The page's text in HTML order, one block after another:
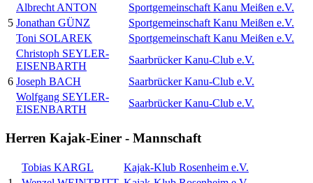
5
Albrecht ANTON
Sportgemeinschaft Kanu Meißen e.V.
Jonathan GÜNZ
Sportgemeinschaft Kanu Meißen e.V.
Toni SOLAREK
Sportgemeinschaft Kanu Meißen e.V.
6
Christoph SEYLER-
EISENBARTH
Saarbrücker Kanu-Club e.V.
Joseph BACH
Saarbrücker Kanu-Club e.V.
Wolfgang SEYLER-
EISENBARTH
Saarbrücker Kanu-Club e.V.
Herren Kajak-Einer - Mannschaft
Tobias KARGL
Kajak-Klub Rosenheim e.V.